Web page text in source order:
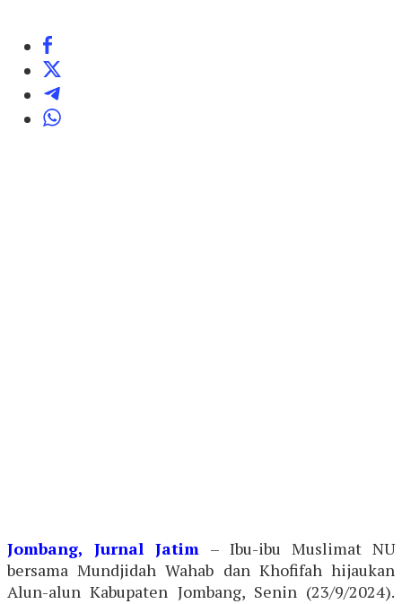
Jombang, Jurnal Jatim – Ibu-ibu Muslimat NU
bersama Mundjidah Wahab dan Khofifah hijaukan
Alun-alun Kabupaten Jombang, Senin (23/9/2024).